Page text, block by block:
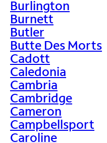
Burlington
Burnett
Butler
Butte Des Morts
Cadott
Caledonia
Cambria
Cambridge
Cameron
Campbellsport
Caroline